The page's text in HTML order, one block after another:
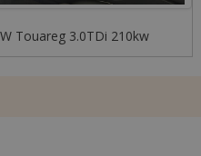
Touareg 3.0TDi 210kw